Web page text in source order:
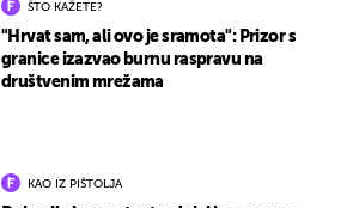
ŠTO KAŽETE?
"Hrvat sam, ali ovo je sramota": Prizor s
granice izazvao burnu raspravu na
društvenim mrežama
KAO IZ PIŠTOLJA